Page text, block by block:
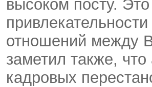
высоком посту.
отношений между
заметил также,
кадровых